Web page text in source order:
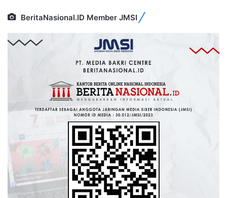
BeritaNasional.ID Member JMSI